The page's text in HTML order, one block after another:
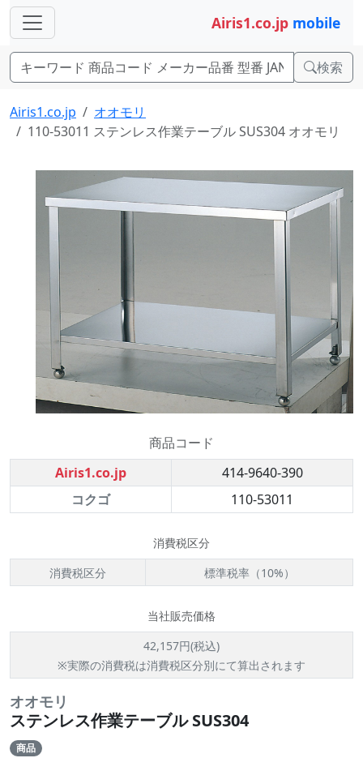
Airis1.co.jp mobile
検索
Airis1.co.jp
オオモリ
110-53011 ステンレス作業テーブル SUS304 オオモリ
商品コード
Airis1.co.jp
414-9640-390
コクゴ
110-53011
消費税区分
消費税区分
標準税率（10%）
当社販売価格
42,157円(税込)
※実際の消費税は消費税区分別にて算出されます
オオモリ
ステンレス作業テーブル SUS304
商品